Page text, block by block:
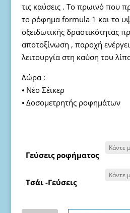
τις καύσεις . Το πρωινό που
το ρόφημα formula 1 και το
οξειδωτικής δραστικότητας
αποτοξίνωση , παροχή
λειτουργία στη καύση του
Δώρα :
⦁ Νέο Σέικερ
⦁ Δοσομετρητής ροφημάτων
Γεύσεις ροφήματος
Τσάι -Γεύσεις